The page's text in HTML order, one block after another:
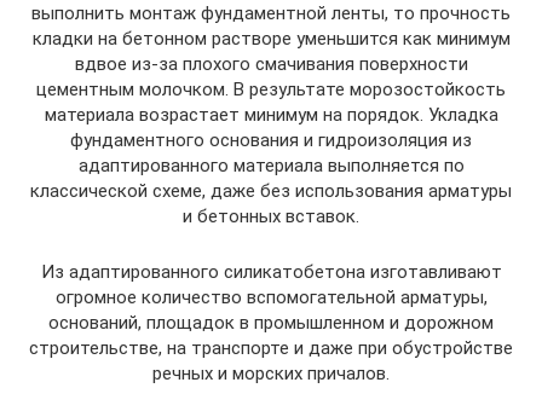
выполнить монтаж фундаментной ленты, то прочность
кладки на бетонном растворе уменьшится как минимум
вдвое из-за плохого смачивания поверхности
цементным молочком. В результате морозостойкость
материала возрастает минимум на порядок. Укладка
фундаментного основания и гидроизоляция из
адаптированного материала выполняется по
классической схеме, даже без использования арматуры
и бетонных вставок.
Из адаптированного силикатобетона изготавливают
огромное количество вспомогательной арматуры,
оснований, площадок в промышленном и дорожном
строительстве, на транспорте и даже при обустройстве
речных и морских причалов.